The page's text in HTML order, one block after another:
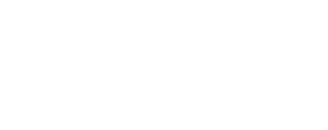
Hindi News Website